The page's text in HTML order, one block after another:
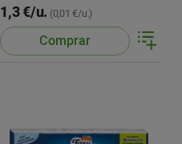
1,3 €/u. (0,01 €/u.)
Comprar